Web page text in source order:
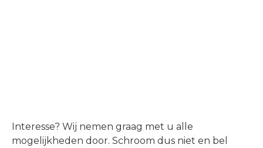
Interesse? Wij nemen graag met u alle
mogelijkheden door. Schroom dus niet en bel